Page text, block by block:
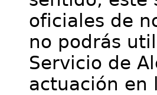
oficiales de
no podrás
Servicio de
actuación en